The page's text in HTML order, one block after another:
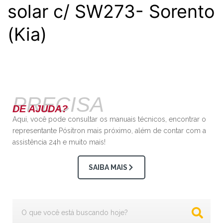
solar c/ SW273- Sorento
(Kia)
PRECISA
DE AJUDA?
Aqui, você pode consultar os manuais técnicos, encontrar o
representante Pósitron mais próximo, além de contar com a
assistência 24h e muito mais!
SAIBA MAIS